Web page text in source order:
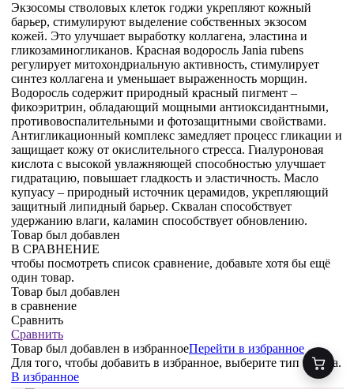
Экзосомы стволовых клеток годжи укрепляют кожный
барьер, стимулируют выделение собственных экзосом
кожей. Это улучшает выработку коллагена, эластина и
гликозаминогликанов. Красная водоросль Jania rubens
регулирует митохондриальную активность, стимулирует
синтез коллагена и уменьшает выраженность морщин.
Водоросль содержит природный красный пигмент –
фикоэритрин, обладающий мощными антиоксидантными,
противовоспалительными и фотозащитными свойствами.
Антигликационный комплекс замедляет процесс гликации и
защищает кожу от окислительного стресса. Гиалуроновая
кислота с высокой увлажняющей способностью улучшает
гидратацию, повышает гладкость и эластичность. Масло
купуасу – природный источник церамидов, укрепляющий
защитный липидный барьер. Сквалан способствует
удержанию влаги, каламин способствует обновлению.
Товар был добавлен
В СРАВНЕНИЕ
чтобы посмотреть список сравнение, добавьте хотя бы ещё
один товар.
Товар был добавлен
в сравнение
Сравнить
Сравнить
Товар был добавлен в избранноеПерейти в избранное
Для того, чтобы добавить в избранное, выберите тип товара.
В избранное